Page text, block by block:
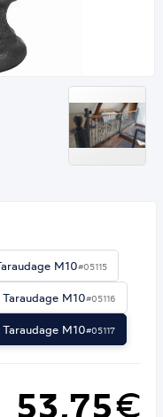
M10#05115
M10#05116
M10#05117
53,75€